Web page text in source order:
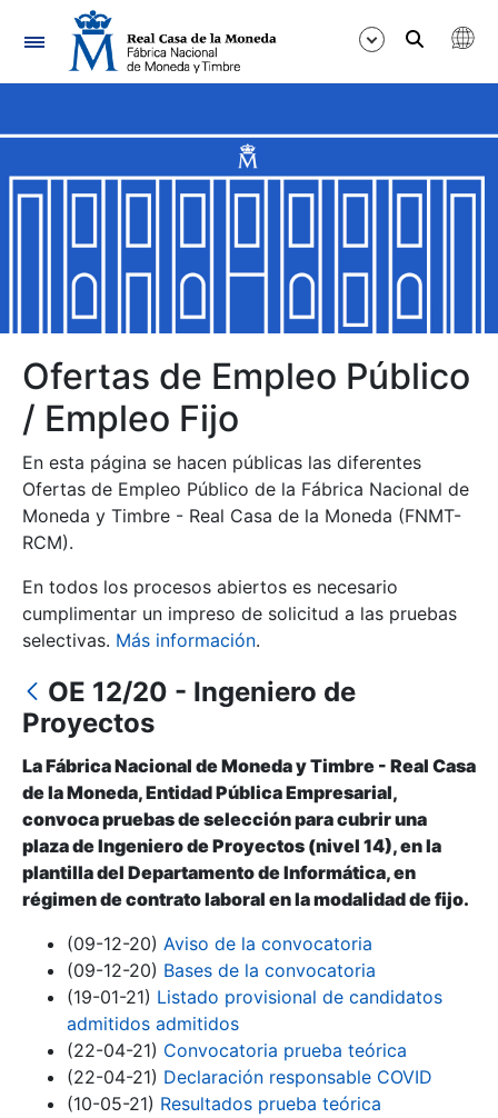
Navegación
Mostrar/Ocultar
Mostrar/Ocultar
Mostrar/Ocultar
Mostrar/Ocultar
Mostrar/Ocultar
Mostrar/Ocultar
Mostrar/Ocultar
Mostrar/Ocultar
Ofertas de Empleo Público
/ Empleo Fijo
En esta página se hacen públicas las diferentes
Ofertas de Empleo Público de la Fábrica Nacional de
Moneda y Timbre - Real Casa de la Moneda (FNMT-
RCM).
En todos los procesos abiertos es necesario
cumplimentar un impreso de solicitud a las pruebas
selectivas. Más información.
OE 12/20 - Ingeniero de
Proyectos
La Fábrica Nacional de Moneda y Timbre - Real Casa
de la Moneda, Entidad Pública Empresarial,
convoca pruebas de selección para cubrir una
plaza de Ingeniero de Proyectos (nivel 14), en la
plantilla del Departamento de Informática, en
régimen de contrato laboral en la modalidad de fijo.
(09-12-20) Aviso de la convocatoria
(09-12-20) Bases de la convocatoria
(19-01-21) Listado provisional de candidatos
admitidos admitidos
(22-04-21) Convocatoria prueba teórica
(22-04-21) Declaración responsable COVID
(10-05-21) Resultados prueba teórica